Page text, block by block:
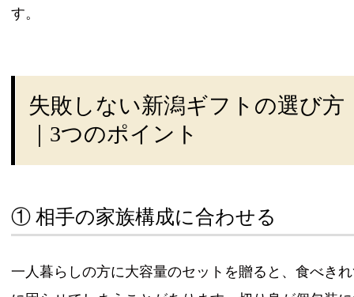
す。
失敗しない新潟ギフトの選び方
｜3つのポイント
① 相手の家族構成に合わせる
一人暮らしの方に大容量のセットを贈ると、食べき